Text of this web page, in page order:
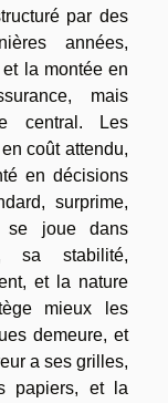
par des
années,
la montée en
mais
central. Les
coût attendu,
en décisions
surprime,
se joue dans
sa stabilité,
et la nature
mieux les
demeure, et
a ses grilles,
papiers, et la